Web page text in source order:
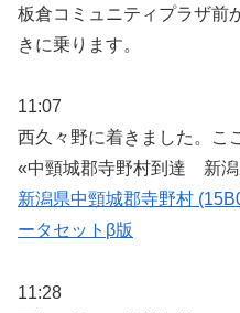
板倉コミュニティプラザ前
きに乗ります。
11:07
西久々野に着きました。こ
«中頸城郡寺野村到達 新
新潟県中頸城郡寺野村
ータセットβ版
11:28